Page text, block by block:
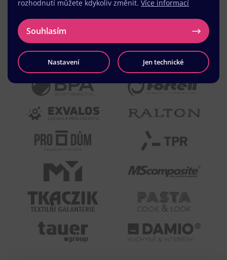
rozhodnutí můžete kdykoliv změnit. Více informací
Souhlasím
Nastavení Jen technické